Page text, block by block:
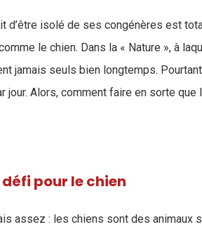
d’être isolé de ses congénères est
le chien. Dans la « Nature », à
jamais seuls bien longtemps.
jour. Alors, comment faire en sorte
pour le chien
assez : les chiens sont des animaux